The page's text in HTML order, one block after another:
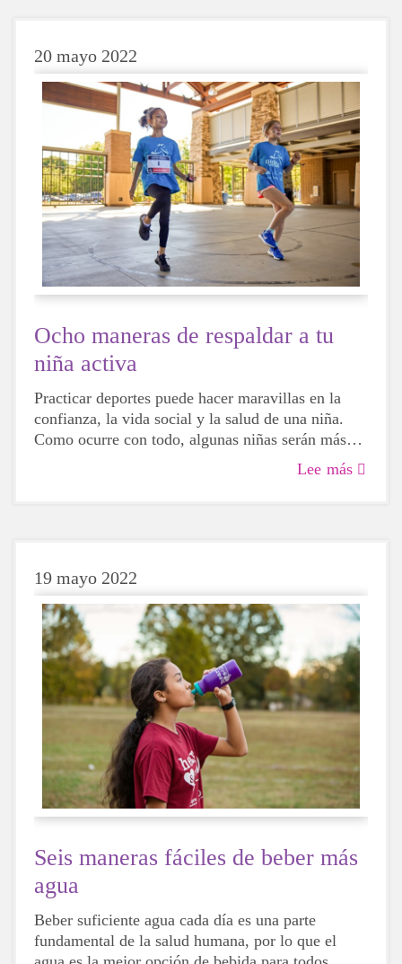
20 mayo 2022
Ocho maneras de respaldar a tu
niña activa
Practicar deportes puede hacer maravillas en la
confianza, la vida social y la salud de una niña.
Como ocurre con todo, algunas niñas serán más
hábiles que otras, pero eso no significa que no
deban intentarlo. Para bien o para mal, al probar
Lee más
19 mayo 2022
Seis maneras fáciles de beber más
agua
Beber suficiente agua cada día es una parte
fundamental de la salud humana, por lo que el